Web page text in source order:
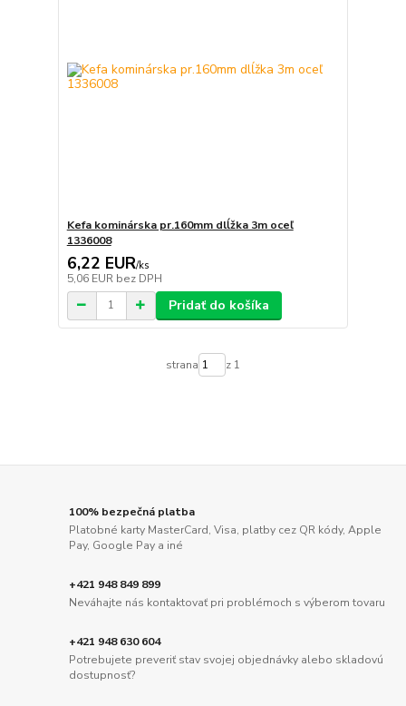
Kefa kominárska pr.160mm dlĺžka 3m oceľ
1336008
6,22 EUR/ks
5,06 EUR bez DPH
Pridať do košíka
strana z 1
100% bezpečná platba
Platobné karty MasterCard, Visa, platby cez QR kódy, Apple
Pay, Google Pay a iné
+421 948 849 899
Neváhajte nás kontaktovať pri problémoch s výberom tovaru
+421 948 630 604
Potrebujete preveriť stav svojej objednávky alebo skladovú
dostupnosť?